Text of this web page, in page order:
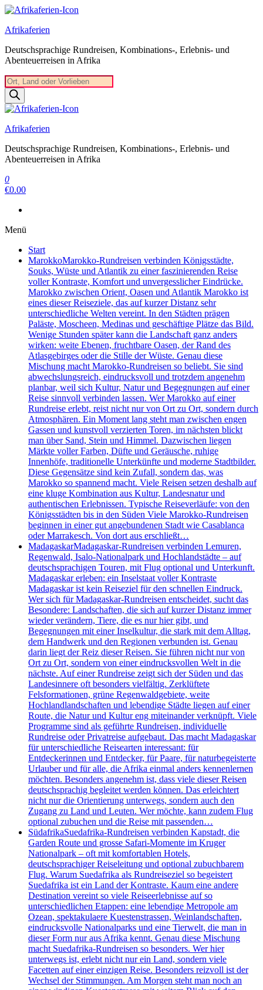
Zum
springen
Afrikaferien
Deutschsprachige Rundreisen, Kombinations-, Erlebnis- und
Abenteuerreisen in Afrika
Products
search
Afrikaferien
Deutschsprachige Rundreisen, Kombinations-, Erlebnis- und
Abenteuerreisen in Afrika
0
€0.00
Menü
Start
MarokkoMarokko-Rundreisen verbinden Königsstädte,
Souks, Wüste und Atlantik zu einer faszinierenden Reise
voller Kontraste, Komfort und unvergesslicher Eindrücke.
Marokko zwischen Orient, Oasen und Atlantik Marokko ist
eines dieser Reiseziele, das auf kurzer Distanz sehr
unterschiedliche Welten vereint. In den Städten prägen
Paläste, Moscheen, Medinas und geschäftige Plätze das Bild.
Wenige Stunden später kann die Landschaft ganz anders
wirken: weite Ebenen, fruchtbare Oasen, der Rand des
Atlasgebirges oder die Stille der Wüste. Genau diese
Mischung macht Marokko-Rundreisen so beliebt. Sie sind
abwechslungsreich, eindrucksvoll und trotzdem angenehm
planbar, weil sich Kultur, Natur und Begegnungen auf einer
Reise sinnvoll verbinden lassen. Wer Marokko auf einer
Rundreise erlebt, reist nicht nur von Ort zu Ort, sondern durch
Atmosphären. Ein Moment lang steht man zwischen engen
Gassen und kunstvoll verzierten Toren, im nächsten blickt
man über Sand, Stein und Himmel. Dazwischen liegen
Märkte voller Farben, Düfte und Geräusche, ruhige
Innenhöfe, traditionelle Unterkünfte und moderne Stadtbilder.
Diese Gegensätze sind kein Zufall, sondern das, was
Marokko so spannend macht. Viele Reisen setzen deshalb auf
eine kluge Kombination aus Kultur, Landesnatur und
authentischen Erlebnissen. Typische Reiseverläufe: von den
Königsstädten bis in den Süden Viele Marokko-Rundreisen
beginnen in einer gut angebundenen Stadt wie Casablanca
oder Marrakesch. Von dort aus erschließt…
MadagaskarMadagaskar-Rundreisen verbinden Lemuren,
Regenwald, Isalo-Nationalpark und Hochlandstädte – auf
deutschsprachigen Touren, mit Flug optional und Unterkunft.
Madagaskar erleben: ein Inselstaat voller Kontraste
Madagaskar ist kein Reiseziel für den schnellen Eindruck.
Wer sich für Madagaskar-Rundreisen entscheidet, sucht das
Besondere: Landschaften, die sich auf kurzer Distanz immer
wieder verändern, Tiere, die es nur hier gibt, und
Begegnungen mit einer Inselkultur, die stark mit dem Alltag,
dem Handwerk und den Regionen verbunden ist. Genau
darin liegt der Reiz dieser Reisen. Sie führen nicht nur von
Ort zu Ort, sondern von einer eindrucksvollen Welt in die
nächste. Auf einer Rundreise zeigt sich der Süden und das
Landesinnere oft besonders vielfältig. Zerklüftete
Felsformationen, grüne Regenwaldgebiete, weite
Hochlandlandschaften und lebendige Städte liegen auf einer
Route, die Natur und Kultur eng miteinander verknüpft. Viele
Programme sind als geführte Rundreisen, individuelle
Rundreise oder Privatreise aufgebaut. Das macht Madagaskar
für unterschiedliche Reisearten interessant: für
Entdeckerinnen und Entdecker, für Paare, für naturbegeisterte
Urlauber und für alle, die Afrika einmal anders kennenlernen
möchten. Besonders angenehm ist, dass viele dieser Reisen
deutschsprachig begleitet werden können. Das erleichtert
nicht nur die Orientierung unterwegs, sondern auch den
Zugang zu Land und Leuten. Wer möchte, kann zudem Flug
optional zubuchen und die Reise mit passenden…
SüdafrikaSuedafrika-Rundreisen verbinden Kapstadt, die
Garden Route und grosse Safari-Momente im Kruger
Nationalpark – oft mit komfortablen Hotels,
deutschsprachiger Reiseleitung und optional zubuchbarem
Flug. Warum Suedafrika als Rundreiseziel so begeistert
Suedafrika ist ein Land der Kontraste. Kaum eine andere
Destination vereint so viele Reiseerlebnisse auf so
unterschiedlichen Etappen: eine lebendige Metropole am
Ozean, spektakulaere Kuestenstrassen, Weinlandschaften,
eindrucksvolle Nationalparks und eine Tierwelt, die man in
dieser Form nur aus Afrika kennt. Genau diese Mischung
macht Suedafrika-Rundreisen so besonders. Wer hier
unterwegs ist, erlebt nicht nur ein Land, sondern viele
Facetten auf einer einzigen Reise. Besonders reizvoll ist der
Wechsel der Stimmungen. Am Morgen steht man noch an